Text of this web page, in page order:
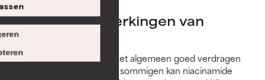
Mogelijke bijwerkingen van
niacinamide
Niacinamide wordt over het algemeen goed verdragen
en kalmeert de huid. Voor sommigen kan niacinamide